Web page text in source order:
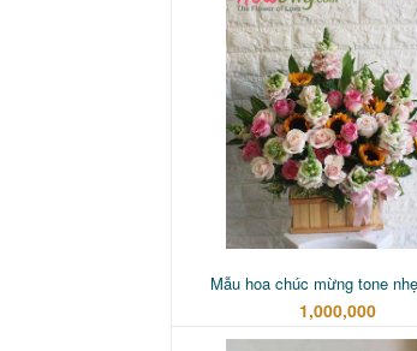
Mẫu hoa chúc mừng tone
1,000,000